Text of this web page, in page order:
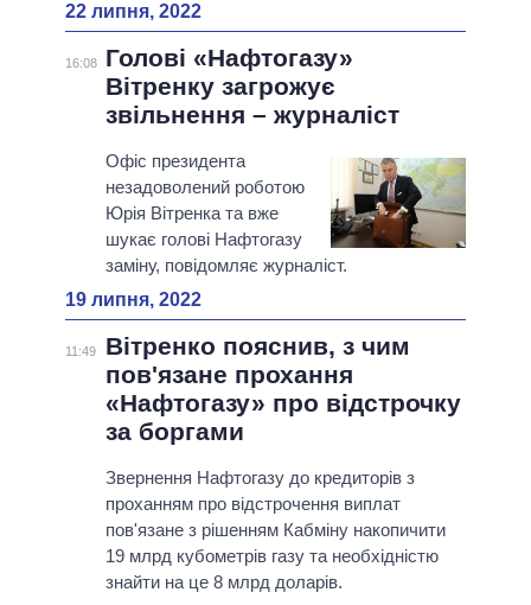
22 липня, 2022
16:08
Голові «Нафтогазу»
Вітренку загрожує
звільнення – журналіст
Офіс президента
незадоволений роботою
Юрія Вітренка та вже
шукає голові Нафтогазу
заміну, повідомляє журналіст.
19 липня, 2022
11:49
Вітренко пояснив, з чим
пов'язане прохання
«Нафтогазу» про відстрочку
за боргами
Звернення Нафтогазу до кредиторів з
проханням про відстрочення виплат
пов'язане з рішенням Кабміну накопичити
19 млрд кубометрів газу та необхідністю
знайти на це 8 млрд доларів.